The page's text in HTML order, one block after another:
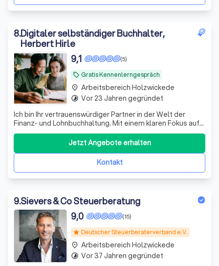
8.Digitaler selbständiger Buchhalter,
Herbert Hirle
local_offer Gratis Kennenlerngespräch
(5)
9,1
Ich bin Ihr vertrauenswürdiger Partner in der Welt der
Finanz- und Lohnbuchhaltung. Mit einem klaren Fokus auf
Ihre individuellen finanziellen Ziele überwache ich den
Fortschritt, überprüfe Strategien und passe diese flexibel
an, um sicherzustellen, dass Sie Ihre Ziele erfolgreich
erreichen. Mein in
Kontakt
Jetzt Angebote erhalten
place Arbeitsbereich Holzwickede
timelapse Vor 23 Jahren gegründet
9.Sievers & Co Steuerberatung
star Deutscher Steuerberaterverband e.V.
(15)
9,0
place Arbeitsbereich Holzwickede
timelapse Vor 37 Jahren gegründet